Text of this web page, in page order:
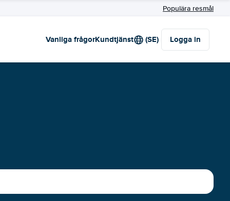
Populära resmål
Vanliga frågorKundtjänst (SE) Logga in